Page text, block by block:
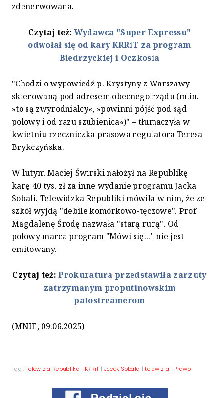
zdenerwowana.
Czytaj też:Wydawca "Super Expressu"
odwołał się od kary KRRiT za program
Biedrzyckiej i Oczkosia
"Chodzi o wypowiedź p. Krystyny z Warszawy
skierowaną pod adresem obecnego rządu (m.in.
»to są zwyrodnialcy«, »powinni pójść pod sąd
polowy i od razu szubienica«)" – tłumaczyła w
kwietniu rzeczniczka prasowa regulatora Teresa
Brykczyńska.
W lutym Maciej Świrski nałożył na Republikę
karę 40 tys. zł za inne wydanie programu Jacka
Sobali. Telewidzka Republiki mówiła w nim, że ze
szkół wyjdą "debile komórkowo-tęczowe". Prof.
Magdalenę Środę nazwała "starą rurą". Od
połowy marca program "Mówi się..." nie jest
emitowany.
Czytaj też:Prokuratura przedstawiła zarzuty
zatrzymanym proputinowskim
patostreamerom
(MNIE, 09.06.2025)
Tagi: Telewizja Republika | KRRiT | Jacek Sobala |telewizja | Prawo